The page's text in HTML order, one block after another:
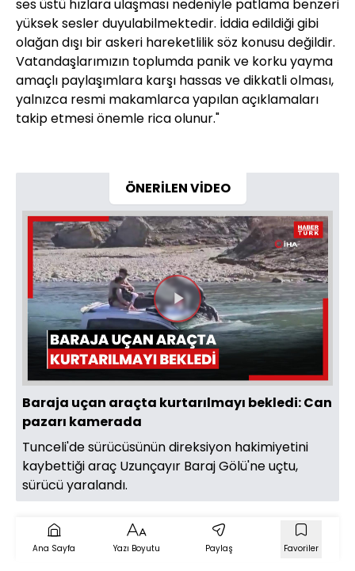
ses üstü hızlara ulaşması nedeniyle patlama benzeri
yüksek sesler duyulabilmektedir. İddia edildiği gibi
olağan dışı bir askeri hareketlilik söz konusu değildir.
Vatandaşlarımızın toplumda panik ve korku yayma
amaçlı paylaşımlara karşı hassas ve dikkatli olması,
yalnızca resmi makamlarca yapılan açıklamaları
takip etmesi önemle rica olunur."
ÖNERİLEN VİDEO
Videoyu
Oynat
Baraja uçan araçta kurtarılmayı bekledi: Can
pazarı kamerada
Tunceli'de sürücüsünün direksiyon hakimiyetini
kaybettiği araç Uzunçayır Baraj Gölü'ne uçtu,
sürücü yaralandı.
Ana Sayfa Yazı Boyutu Paylaş Favoriler